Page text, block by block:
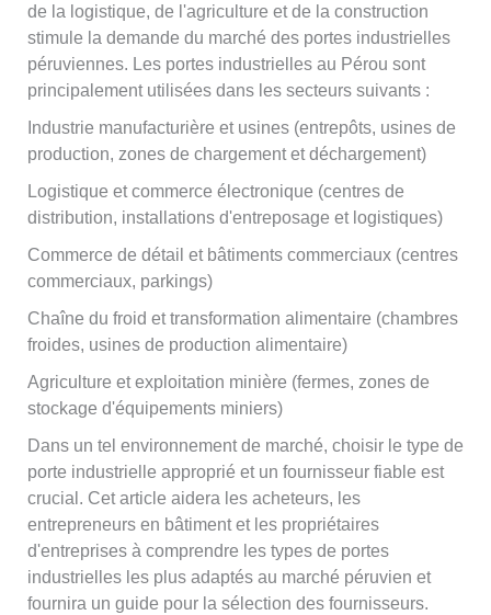
de la logistique, de l'agriculture et de la construction
stimule la demande du marché des portes industrielles
péruviennes. Les portes industrielles au Pérou sont
principalement utilisées dans les secteurs suivants :
Industrie manufacturière et usines (entrepôts, usines de
production, zones de chargement et déchargement)
Logistique et commerce électronique (centres de
distribution, installations d'entreposage et logistiques)
Commerce de détail et bâtiments commerciaux (centres
commerciaux, parkings)
Chaîne du froid et transformation alimentaire (chambres
froides, usines de production alimentaire)
Agriculture et exploitation minière (fermes, zones de
stockage d'équipements miniers)
Dans un tel environnement de marché, choisir le type de
porte industrielle approprié et un fournisseur fiable est
crucial. Cet article aidera les acheteurs, les
entrepreneurs en bâtiment et les propriétaires
d'entreprises à comprendre les types de portes
industrielles les plus adaptés au marché péruvien et
fournira un guide pour la sélection des fournisseurs.